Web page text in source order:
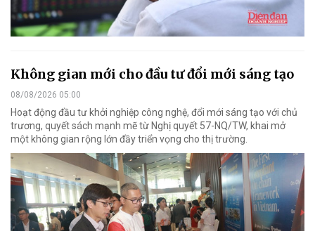
Không gian mới cho đầu tư đổi mới sáng tạo
08/08/2026 05:00
Hoạt động đầu tư khởi nghiệp công nghệ, đổi mới sáng tạo với chủ
trương, quyết sách mạnh mẽ từ Nghị quyết 57-NQ/TW, khai mở
một không gian rộng lớn đầy triển vọng cho thị trường.